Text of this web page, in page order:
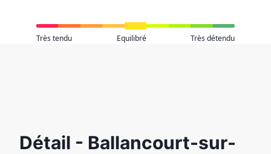
Très tendu Equilibré Très détendu
Détail - Ballancourt-sur-